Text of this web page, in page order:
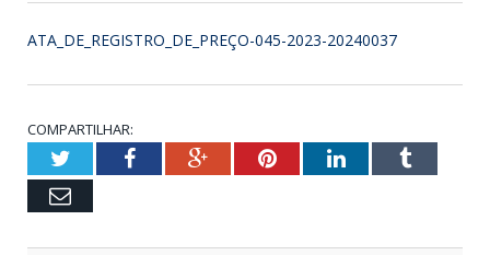
ATA_DE_REGISTRO_DE_PREÇO-045-2023-20240037
COMPARTILHAR:
TwitterFacebookGoogle+PinterestLinkedInTumblr
Email